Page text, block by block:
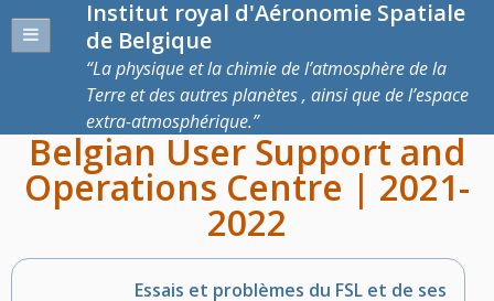
Institut royal d'Aéronomie Spatiale
de Belgique
La physique et la chimie de l’atmosphère de la
Terre et des autres planètes , ainsi que de l’espace
extra-atmosphérique.
Belgian User Support and
Operations Centre | 2021-
2022
Essais et problèmes du FSL et de ses